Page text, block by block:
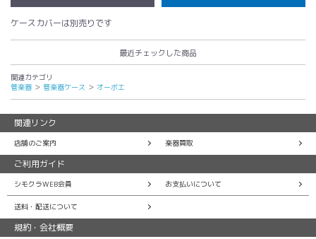
ケースカバーは別売りです
最近チェックした商品
関連カテゴリ
管楽器 ＞ 管楽器ケース ＞ オーボエ
関連リンク
店舗のご案内 楽器買取
ご利用ガイド
シモクラWEB会員 お支払いについて
送料・配送について
規約・会社概要